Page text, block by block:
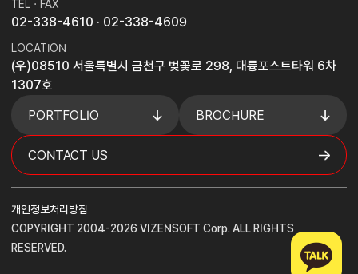
TEL · FAX
02-338-4610 · 02-338-4609
LOCATION
(우)08510 서울특별시 금천구 벚꽃로 298, 대륭포스트타워 6차
1307호
PORTFOLIO
BROCHURE
CONTACT US
개인정보처리방침
COPYRIGHT 2004-2026 VIZENSOFT Corp. ALL RIGHTS
RESERVED.